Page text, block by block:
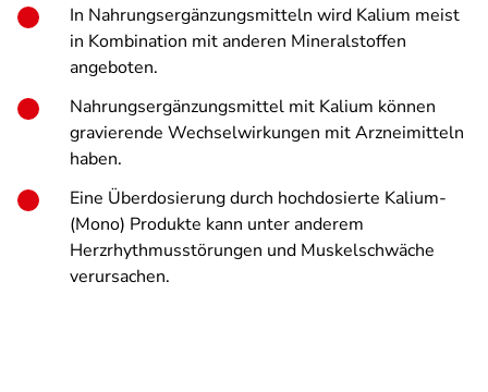
In Nahrungsergänzungsmitteln wird Kalium meist
in Kombination mit anderen Mineralstoffen
angeboten.
Nahrungsergänzungsmittel mit Kalium können
gravierende Wechselwirkungen mit Arzneimitteln
haben.
Eine Überdosierung durch hochdosierte Kalium-
(Mono) Produkte kann unter anderem
Herzrhythmusstörungen und Muskelschwäche
verursachen.